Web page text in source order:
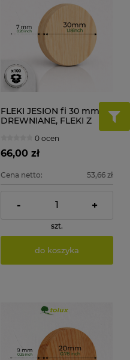
FLEKI JESION fi 30 mm
DREWNIANE, FLEKI Z
0 ocen
66,00 zł
Cena netto: 53,66 zł
- +
szt.
do koszyka